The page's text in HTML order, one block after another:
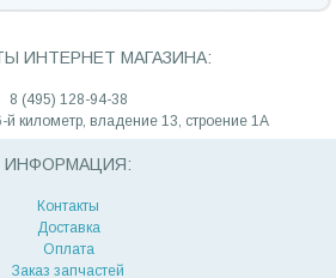
ИНТЕРНЕТ МАГАЗИНА:
8 (495) 128-94-38
километр, владение 13, строение 1А
ИНФОРМАЦИЯ:
Контакты
Доставка
Оплата
Заказ запчастей